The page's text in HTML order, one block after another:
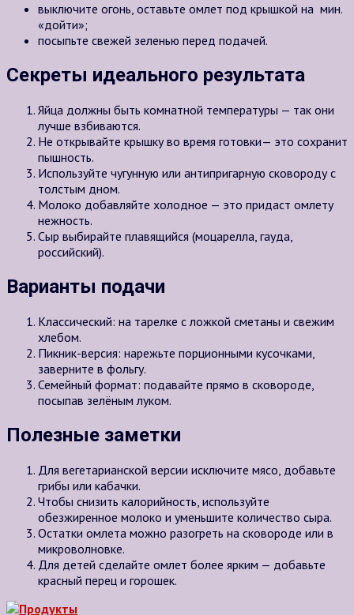
выключите огонь, оставьте омлет под крышкой на мин.
«дойти»;
посыпьте свежей зеленью перед подачей.
Секреты идеального результата
Яйца должны быть комнатной температуры — так они
лучше взбиваются.
Не открывайте крышку во время готовки— это сохранит
пышность.
Используйте чугунную или антипригарную сковороду с
толстым дном.
Молоко добавляйте холодное — это придаст омлету
нежность.
Сыр выбирайте плавящийся (моцарелла, гауда,
российский).
Варианты подачи
Классический: на тарелке с ложкой сметаны и свежим
хлебом.
Пикник-версия: нарежьте порционными кусочками,
заверните в фольгу.
Семейный формат: подавайте прямо в сковороде,
посыпав зелёным луком.
Полезные заметки
Для вегетарианской версии исключите мясо, добавьте
грибы или кабачки.
Чтобы снизить калорийность, используйте
обезжиренное молоко и уменьшите количество сыра.
Остатки омлета можно разогреть на сковороде или в
микроволновке.
Для детей сделайте омлет более ярким — добавьте
красный перец и горошек.